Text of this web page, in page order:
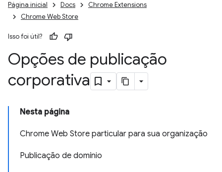
Página inicial Docs
Chrome Extensions
Chrome Web Store
Isso foi útil?
Opções de publicação
corporativa
Nesta página
Chrome Web Store particular para sua organização
Publicação de domínio